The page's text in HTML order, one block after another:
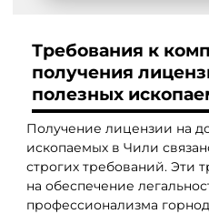
Требования к
получения
полезных
Получение лицензии на
ископаемых в Чили
строгих требований. Эти
на обеспечение
профессионализма